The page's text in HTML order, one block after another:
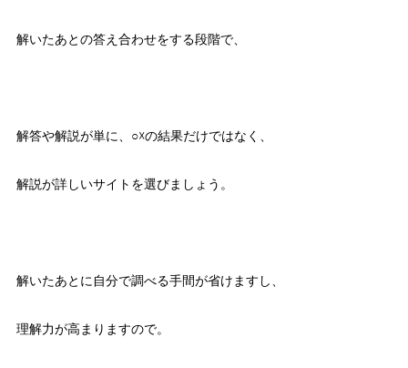
解いたあとの答え合わせをする段階で、
解答や解説が単に、○☓の結果だけではなく、
解説が詳しいサイトを選びましょう。
解いたあとに自分で調べる手間が省けますし、
理解力が高まりますので。